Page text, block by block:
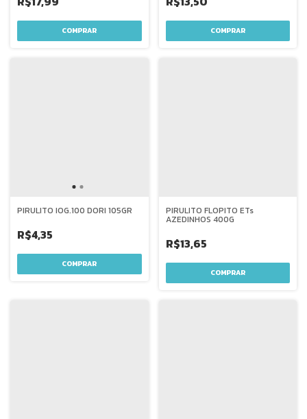
PIRULITO IOG.100 DORI 105GR
R$4,35
PIRULITO FLOPITO ETs
AZEDINHOS 400G
R$13,65